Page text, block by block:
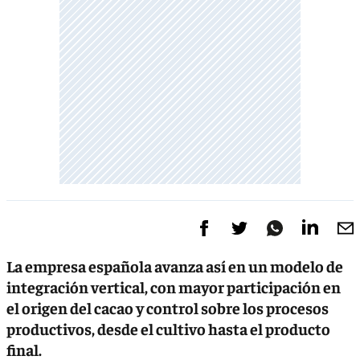
La empresa española avanza así en un modelo de
integración vertical, con mayor participación en
el origen del cacao y control sobre los procesos
productivos, desde el cultivo hasta el producto
final.